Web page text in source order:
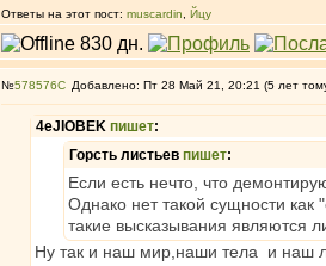
Ответы на этот пост: muscardin Йцу
№578576 Добавлено: Пт 28 Май 21, 20:21 (5 лет
4eJIOBEK пишет:
Горсть листьев пишет:
Если есть нечто, что
Однако нет такой сущности
такие высказывания являются
Ну так и наш мир,наши тела и наш